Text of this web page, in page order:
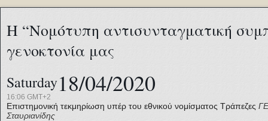
Η “Νομότυπη αντισυνταγματική
γενοκτονία μας
Saturday18/04/2020
16:06 GMT+2
Επιστημονική τεκμηρίωση υπέρ του εθνικού νομίσματος Τράπεζες
Σταυριανίδης